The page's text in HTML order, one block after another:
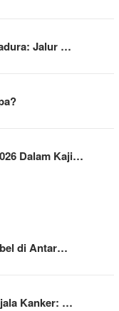
Jalur …
Dalam Kaji…
di Antar…
Kanker: …